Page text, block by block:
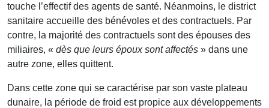
touche l’effectif des agents de santé. Néanmoins, le district
sanitaire accueille des bénévoles et des contractuels. Par
contre, la majorité des contractuels sont des épouses des
miliaires, « dès que leurs époux sont affectés » dans une
autre zone, elles quittent.
Dans cette zone qui se caractérise par son vaste plateau
dunaire, la période de froid est propice aux développements